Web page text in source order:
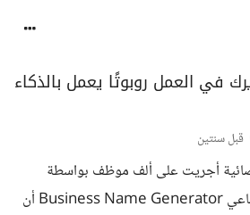
في العمل روبوتًا يعمل بالذكاء
قبل سنتين
أجريت على ألف موظف بواسطة
خدمة الذكاء الاصطناعي Business Name Generator أن